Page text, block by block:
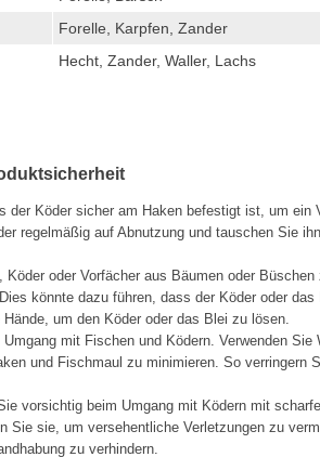
Forelle, Karpfen, Zander
Hecht, Zander, Waller, Lachs
der Köder sicher am Haken befestigt ist, um ein
regelmäßig auf Abnutzung und tauschen Sie
Köder oder Vorfächer aus Bäumen oder
könnte dazu führen, dass der Köder oder
um den Köder oder das Blei zu lösen.
mit Fischen und Ködern. Verwenden
und Fischmaul zu minimieren. So verringern
vorsichtig beim Umgang mit Ködern mit
Sie sie, um versehentliche Verletzungen zu
zu verhindern.